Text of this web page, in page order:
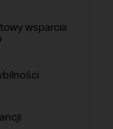
wsparcia